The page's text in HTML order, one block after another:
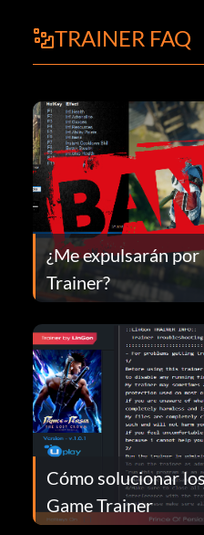
TRAINER FAQ
¿Me expulsarán
Trainer?
Cómo solucionar
Game Trainer